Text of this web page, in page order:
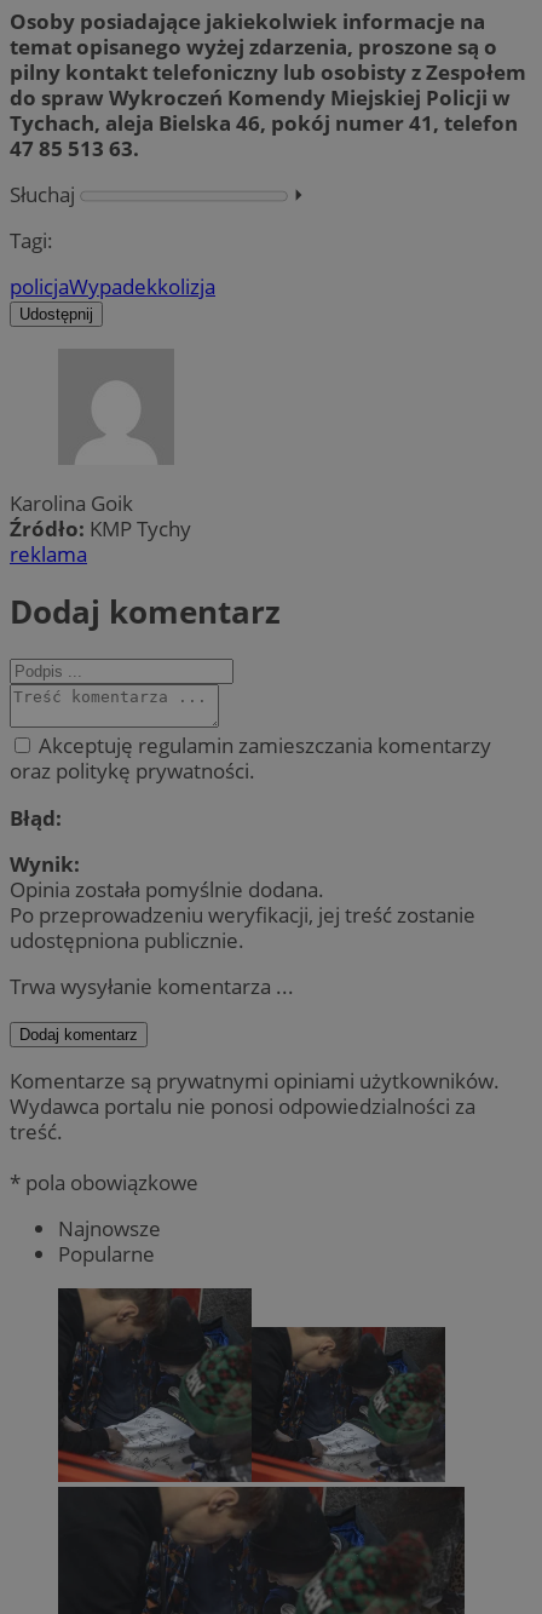
Osoby posiadające jakiekolwiek informacje na
temat opisanego wyżej zdarzenia, proszone są o
pilny kontakt telefoniczny lub osobisty z Zespołem
do spraw Wykroczeń Komendy Miejskiej Policji w
Tychach, aleja Bielska 46, pokój numer 41, telefon
47 85 513 63.
Słuchaj
⏵︎
Tagi:
policjaWypadekkolizja
Udostępnij
Karolina Goik
Źródło: KMP Tychy
reklama
Dodaj komentarz
Akceptuję regulamin zamieszczania komentarzy
oraz politykę prywatności.
Błąd:
Wynik:
Opinia została pomyślnie dodana.
Po przeprowadzeniu weryfikacji, jej treść zostanie
udostępniona publicznie.
Trwa wysyłanie komentarza ...
Dodaj komentarz
Komentarze są prywatnymi opiniami użytkowników.
Wydawca portalu nie ponosi odpowiedzialności za
treść.
* pola obowiązkowe
Najnowsze
Popularne